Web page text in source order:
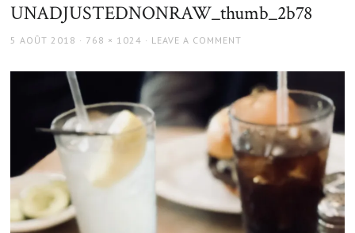
UNADJUSTEDNONRAW_thumb_2b78
POSTED
5 AOÛT 2018
FULL
768 × 1024 LEAVE A COMMENT